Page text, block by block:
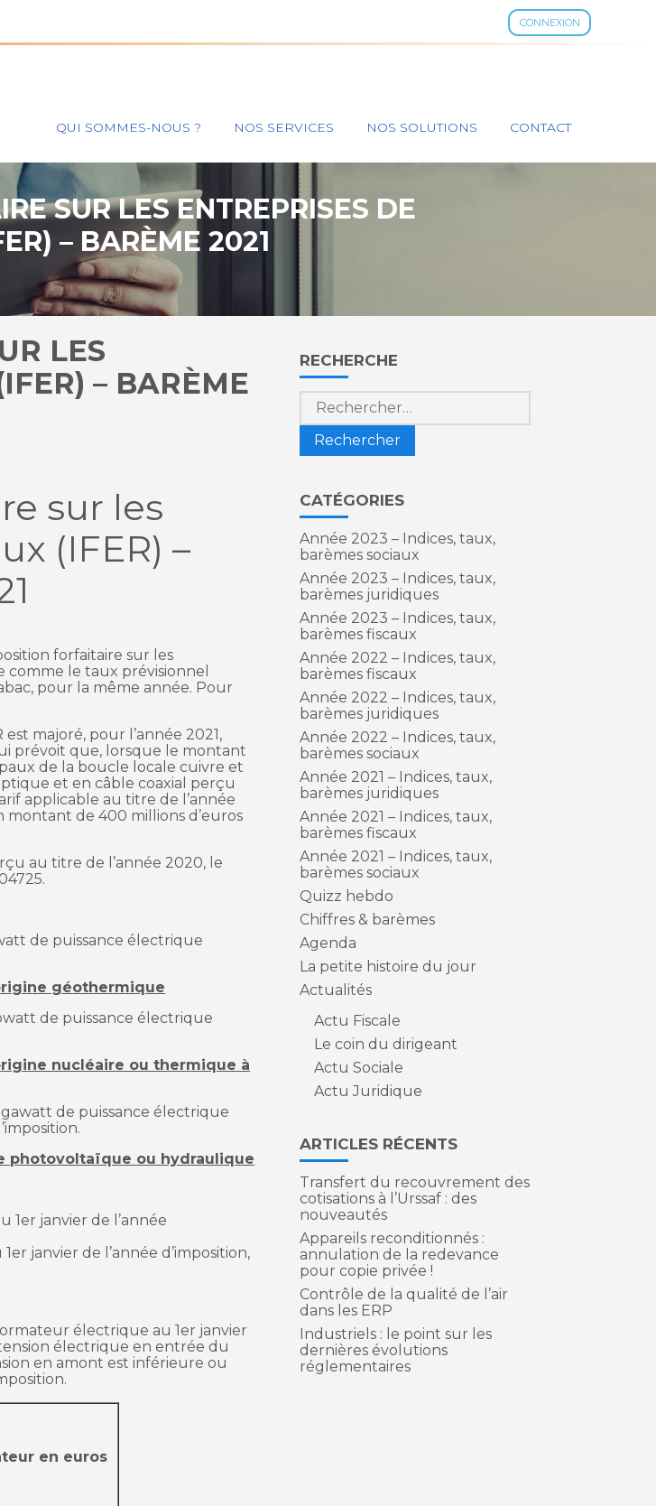
CONNEXION
Principal
QUI SOMMES-NOUS ? NOS SERVICES NOS SOLUTIONS CONTACT
SUR LES ENTREPRISES DE
– BARÈME 2021
LES
– BARÈME
sur les
(IFER) –
forfaitaire sur les
comme le taux prévisionnel
pour la même année. Pour
majoré, pour l’année 2021,
prévoit que, lorsque le montant
de la boucle locale cuivre et
et en câble coaxial perçu
applicable au titre de l’année
de 400 millions d’euros
au titre de l’année 2020, le
de puissance électrique
géothermique
de puissance électrique
nucléaire ou thermique à
de puissance électrique
photovoltaïque ou hydraulique
1er janvier de l’année
janvier de l’année d’imposition,
électrique au 1er janvier
tension électrique en entrée du
en amont est inférieure ou
en euros
Blog
sidebar
RECHERCHE
Rechercher :
CATÉGORIES
Année 2023 – Indices, taux,
barèmes sociaux
Année 2023 – Indices, taux,
barèmes juridiques
Année 2023 – Indices, taux,
barèmes fiscaux
Année 2022 – Indices, taux,
barèmes fiscaux
Année 2022 – Indices, taux,
barèmes juridiques
Année 2022 – Indices, taux,
barèmes sociaux
Année 2021 – Indices, taux,
barèmes juridiques
Année 2021 – Indices, taux,
barèmes fiscaux
Année 2021 – Indices, taux,
barèmes sociaux
Quizz hebdo
Chiffres & barèmes
Agenda
La petite histoire du jour
Actualités
Actu Fiscale
Le coin du dirigeant
Actu Sociale
Actu Juridique
ARTICLES RÉCENTS
Transfert du recouvrement des
cotisations à l’Urssaf : des
nouveautés
Appareils reconditionnés :
annulation de la redevance
pour copie privée !
Contrôle de la qualité de l’air
dans les ERP
Industriels : le point sur les
dernières évolutions
réglementaires